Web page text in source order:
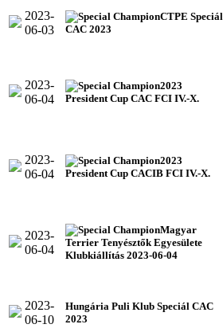
2023-
06-03
CTPE Speciál
CAC 2023
2023-
06-04
2023
President Cup CAC FCI IV.-X.
2023-
06-04
2023
President Cup CACIB FCI IV.-X.
2023-
06-04
Magyar
Terrier Tenyésztők Egyesülete
Klubkiállítás 2023-06-04
2023-
06-10
Hungária Puli Klub Speciál CAC
2023